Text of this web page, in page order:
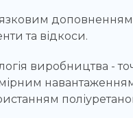
доповненням
та відкоси.
виробництва -